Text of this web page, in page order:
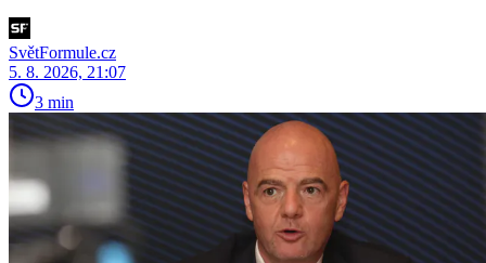
SvětFormule.cz
5. 8. 2026, 21:07
3 min